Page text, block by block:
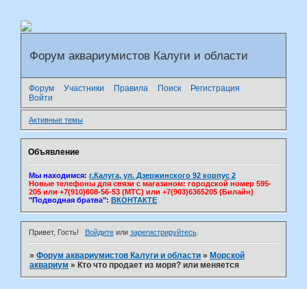
Форум аквариумистов Калуги и области
Форум Участники Правила Поиск
Регистрация
Войти
Активные темы
Объявление
Мы находимся: г.Калуга, ул. Дзержинского 92 корпус 2
Новые телефоны для связи с магазином: городской номер 595-
205 или +7(910)608-56-53 (МТС) или +7(903)6365205 (Билайн)
"Подводная братва": ВКОНТАКТЕ
Привет, Гость! Войдитеили зарегистрируйтесь.
»Форум аквариумистов Калуги и области » Морской
аквариум » Кто что продает из моря? или меняется